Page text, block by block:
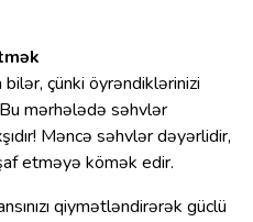
çünki öyrəndiklərinizi
mərhələdə səhvlər
Məncə səhvlər dəyərlidir,
etməyə kömək edir.
qiymətləndirərək güclü